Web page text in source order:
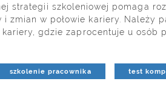
szkoleniowej pomaga
zmian w połowie kariery.
gdzie zaprocentuje u osób
szkolenie pracownika test